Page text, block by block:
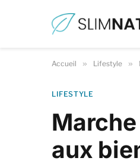
Accueil » Lifestyle »
LIFESTYLE
aux